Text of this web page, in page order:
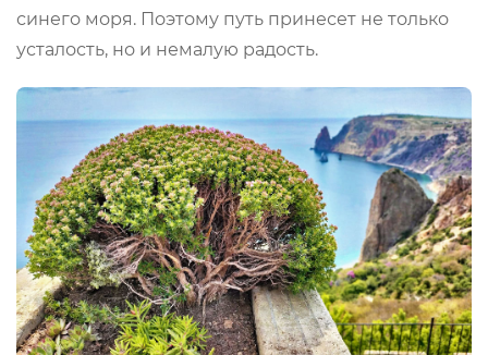
синего моря. Поэтому путь принесет не только
усталость, но и немалую радость.